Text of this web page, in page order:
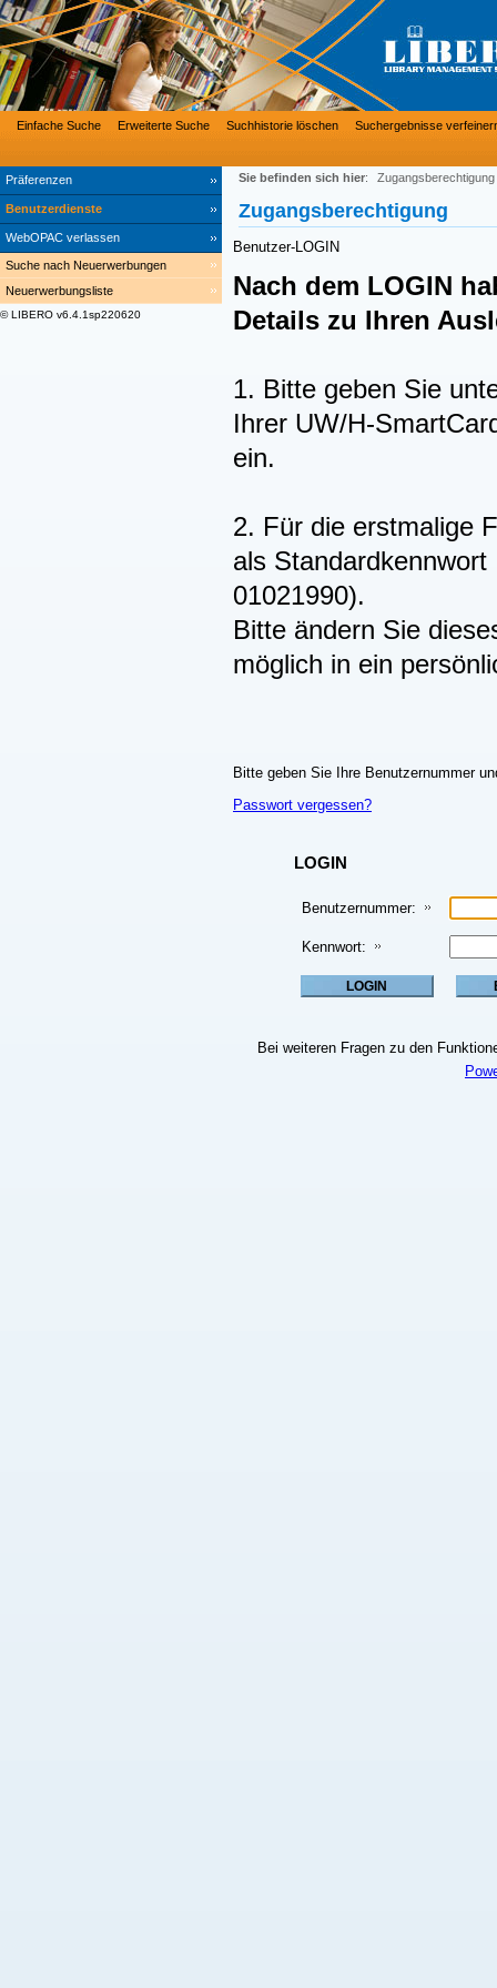
Präferenzen
Benutzerdienste
WebOPAC verlassen
Einfache Suche Erweiterte Suche Suchhistorie löschen Suchergebnisse
Suche nach Neuerwerbungen
Neuerwerbungsliste
© LIBERO v6.4.1sp220620
Sie befinden sich hier: Zugangsberechtigung
Zugangsberechtigung
Benutzer-LOGIN
Nach dem LOGIN
Details zu Ihren
1. Bitte geben Sie
Ihrer UW/H-
ein.
2. Für die erstmalige
als
01021990).
Bitte ändern Sie
möglich in ein
Bitte geben Sie Ihre Benutzernummer
Passwort vergessen?
LOGIN
Benutzernummer:
Kennwort:
Bei weiteren Fragen zu den